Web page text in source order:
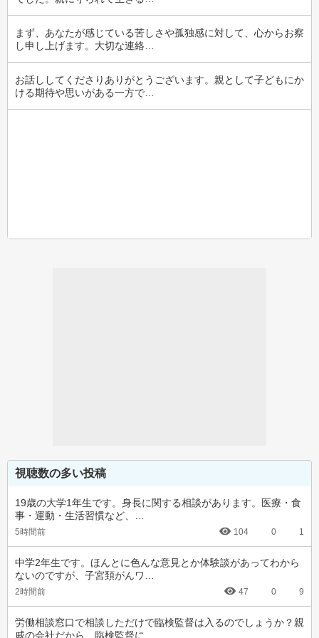
まず、あなたが感じている苦しさや孤独感に対して、心からお察
し申し上げます。大切な連絡…
お話ししてくださりありがとうございます。親として子どもにか
ける期待や思いがある一方で…
視聴数の多い投稿
19歳の大学1年生です。身長に関する相談があります。医療・食
事・運動・生活習慣など、…
5時間前 104 0 1
中学2年生です。ほんとに色んな意見とか体験談があってわから
ないのですが、子宮頚がんワ…
2時間前 47 0 9
労働相談窓口で相談しただけで臨検監督は入るのでしょうか？親
戚の会社だから、臨検監督に…